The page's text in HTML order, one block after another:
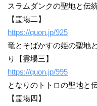
スラムダンクの聖地と伝
【霊場二】
https://quon.jp/925
竜とそばかすの姫の聖地
り【霊場三】
https://quon.jp/995
となりのトトロの聖地と
【霊場四】